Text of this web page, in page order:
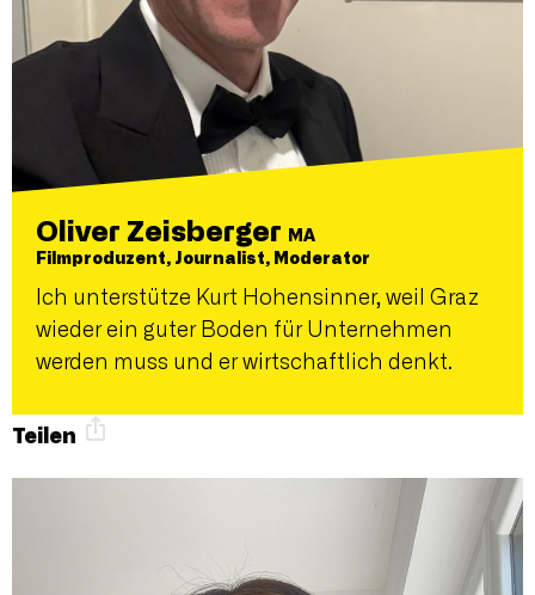
Oliver Zeisberger
MA
Filmproduzent, Journalist, Moderator
Ich unterstütze Kurt Hohensinner, weil Graz
wieder ein guter Boden für Unternehmen
werden muss und er wirtschaftlich denkt.
Teilen